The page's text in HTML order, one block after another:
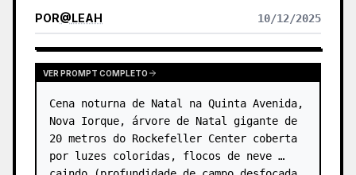
POR@LEAH 10/12/2025
VER PROMPT COMPLETO
Cena noturna de Natal na Quinta Avenida,
Nova Iorque, árvore de Natal gigante de
20 metros do Rockefeller Center coberta
por luzes coloridas, flocos de neve